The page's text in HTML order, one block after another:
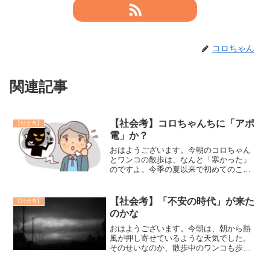
コロちゃん
関連記事
【社会考】
【社会考】コロちゃんちに「アポ
電」か？
おはようございます。今朝のコロちゃん
とワンコの散歩は、なんと「寒かった」
のですよ。今季の夏以来で初めてのこと
葉ですよ。これじゃあ半袖シャツでは寒
いのが当たり前で...
【社会考】
【社会考】「不安の時代」が来た
のかな
おはようございます。今朝は、朝から熱
風が押し寄せているような天気でした。
そのせいなのか、散歩中のワンコも歩く